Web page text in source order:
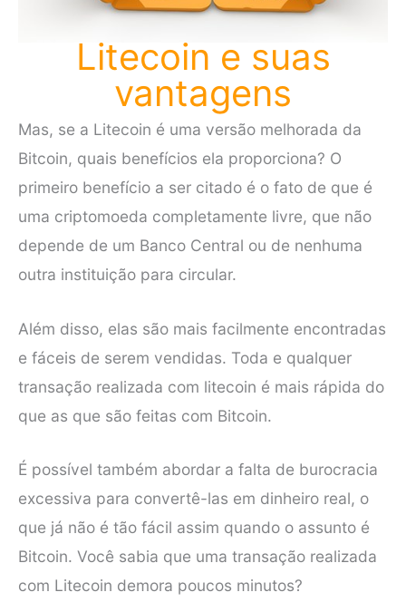
Litecoin e suas
vantagens
Mas, se a Litecoin é uma versão melhorada da
Bitcoin, quais benefícios ela proporciona? O
primeiro benefício a ser citado é o fato de que é
uma criptomoeda completamente livre, que não
depende de um Banco Central ou de nenhuma
outra instituição para circular.
Além disso, elas são mais facilmente encontradas
e fáceis de serem vendidas. Toda e qualquer
transação realizada com litecoin é mais rápida do
que as que são feitas com Bitcoin.
É possível também abordar a falta de burocracia
excessiva para convertê-las em dinheiro real, o
que já não é tão fácil assim quando o assunto é
Bitcoin. Você sabia que uma transação realizada
com Litecoin demora poucos minutos?